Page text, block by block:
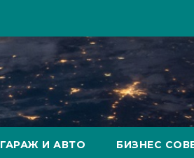
ГАРАЖ И АВТО БИЗНЕС